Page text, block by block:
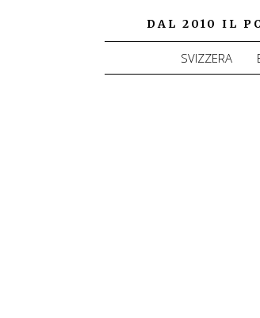
DAL 2010 IL
SVIZZERA